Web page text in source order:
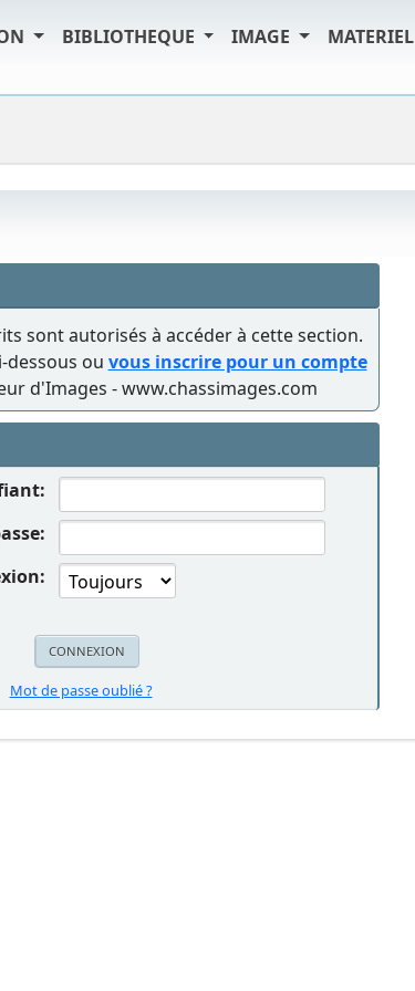
BIBLIOTHEQUE IMAGE MATERIEL
sont autorisés à accéder à cette section.
dessous ou vous inscrire pour un compte
d'Images - www.chassimages.com
Mot de passe oublié ?